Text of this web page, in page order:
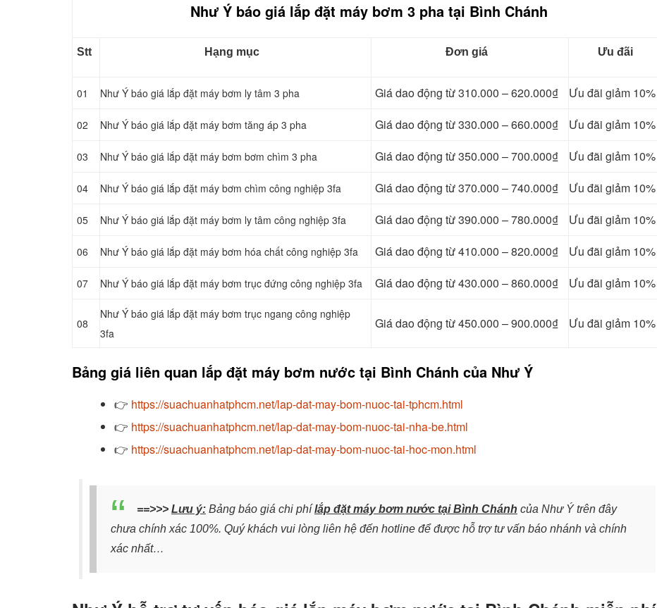
Như Ý báo giá lắp đặt máy bơm 3 pha tại Bình Chánh
Stt Hạng mục Đơn giá Ưu đãi
01 Như Ý báo giá lắp đặt máy bơm ly tâm 3 pha Giá dao động từ 310.000 – 620.000₫ Ưu đãi giảm 10%
02 Như Ý báo giá lắp đặt máy bơm tăng áp 3 pha Giá dao động từ 330.000 – 660.000₫ Ưu đãi giảm 10%
03 Như Ý báo giá lắp đặt máy bơm bơm chìm 3 pha Giá dao động từ 350.000 – 700.000₫ Ưu đãi giảm 10%
04 Như Ý báo giá lắp đặt máy bơm chìm công nghiệp 3fa Giá dao động từ 370.000 – 740.000₫ Ưu đãi giảm 10%
05 Như Ý báo giá lắp đặt máy bơm ly tâm công nghiệp 3fa Giá dao động từ 390.000 – 780.000₫ Ưu đãi giảm 10%
06 Như Ý báo giá lắp đặt máy bơm hóa chất công nghiệp 3fa Giá dao động từ 410.000 – 820.000₫ Ưu đãi giảm 10%
07 Như Ý báo giá lắp đặt máy bơm trục đứng công nghiệp 3fa Giá dao động từ 430.000 – 860.000₫ Ưu đãi giảm 10%
08
Như Ý báo giá lắp đặt máy bơm trục ngang công nghiệp
3fa
Giá dao động từ 450.000 – 900.000₫ Ưu đãi giảm 10%
Bảng giá liên quan lắp đặt máy bơm nước tại Bình Chánh của Như Ý
👉 https://suachuanhatphcm.net/lap-dat-may-bom-nuoc-tai-tphcm.html
👉 https://suachuanhatphcm.net/lap-dat-may-bom-nuoc-tai-nha-be.html
👉 https://suachuanhatphcm.net/lap-dat-may-bom-nuoc-tai-hoc-mon.html
==>>> Lưu ý: Bảng báo giá chi phílắp đặt máy bơm nước tại Bình Chánh của Như Ý trên đây
chưa chính xác 100%. Quý khách vui lòng liên hệ đến hotline để được hỗ trợ tư vấn báo nhánh và chính
xác nhất…